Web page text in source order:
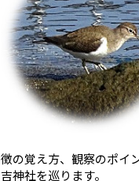
徴の覚え方、観察のポイ
吉神